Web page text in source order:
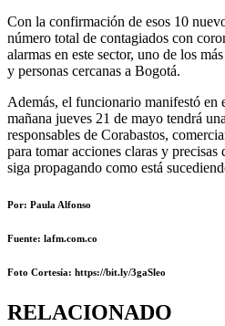
Con la confirmación de esos 10
número total de contagiados con
alarmas en este sector, uno de los
y personas cercanas a Bogotá.
Además, el funcionario manifestó
mañana jueves 21 de mayo tendrá
responsables de Corabastos,
para tomar acciones claras y
siga propagando como está
Por: Paula Alfonso
Fuente: lafm.com.co
Foto Cortesía: https://bit.ly/3gaSleo
RELACIONADO